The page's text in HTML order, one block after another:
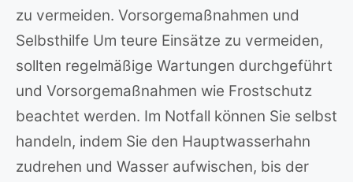
zu vermeiden. Vorsorgemaßnahmen und
Selbsthilfe Um teure Einsätze zu vermeiden,
sollten regelmäßige Wartungen durchgeführt
und Vorsorgemaßnahmen wie Frostschutz
beachtet werden. Im Notfall können Sie selbst
handeln, indem Sie den Hauptwasserhahn
zudrehen und Wasser aufwischen, bis der